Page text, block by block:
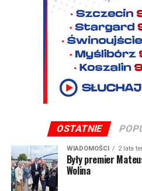
OSTATNIE
WIADOMOŚCI 2 lata
Były premier
Wolina